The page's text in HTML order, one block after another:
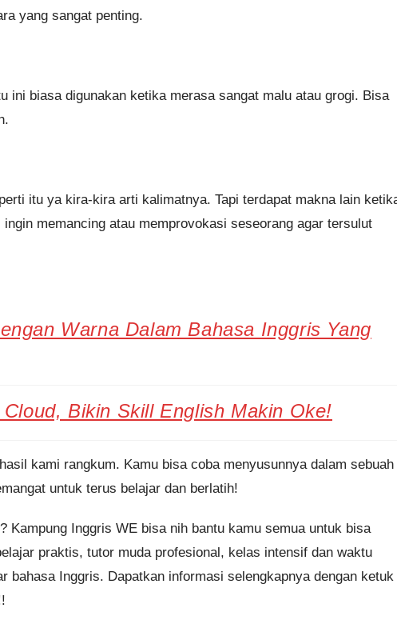
yang sangat penting.
ini biasa digunakan ketika merasa sangat malu atau grogi. Bisa
itu ya kira-kira arti kalimatnya. Tapi terdapat makna lain
memancing atau memprovokasi seseorang agar tersulut
Warna Dalam Bahasa Inggris Yang
Bikin Skill English Makin Oke!
kami rangkum. Kamu bisa coba menyusunnya dalam sebuah
untuk terus belajar dan berlatih!
Kampung Inggris WE bisa nih bantu kamu semua untuk bisa
praktis, tutor muda profesional, kelas intensif dan waktu
bahasa Inggris. Dapatkan informasi selengkapnya dengan ketuk